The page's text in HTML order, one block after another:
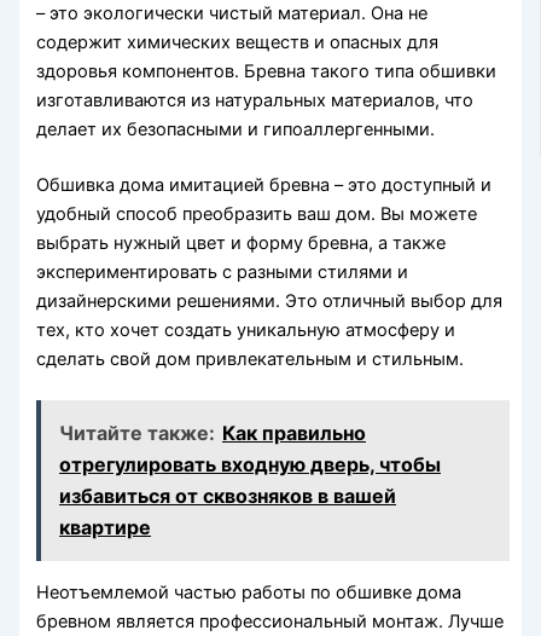
– это экологически чистый материал. Она не
содержит химических веществ и опасных для
здоровья компонентов. Бревна такого типа обшивки
изготавливаются из натуральных материалов, что
делает их безопасными и гипоаллергенными.
Обшивка дома имитацией бревна – это доступный и
удобный способ преобразить ваш дом. Вы можете
выбрать нужный цвет и форму бревна, а также
экспериментировать с разными стилями и
дизайнерскими решениями. Это отличный выбор для
тех, кто хочет создать уникальную атмосферу и
сделать свой дом привлекательным и стильным.
Читайте также: Как правильно
отрегулировать входную дверь, чтобы
избавиться от сквозняков в вашей
квартире
Неотъемлемой частью работы по обшивке дома
бревном является профессиональный монтаж. Лучше